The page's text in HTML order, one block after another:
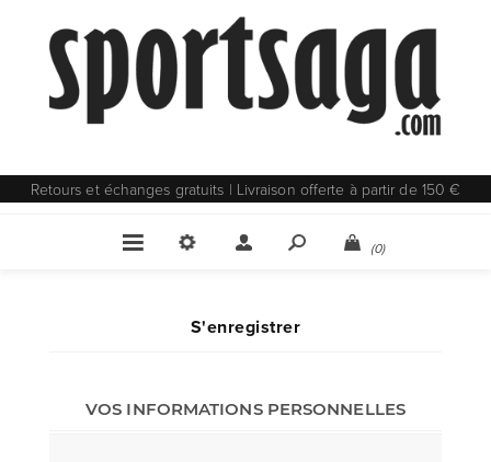
Retours et échanges gratuits | Livraison offerte à partir de 150 €
(0)
S'enregistrer
VOS INFORMATIONS PERSONNELLES